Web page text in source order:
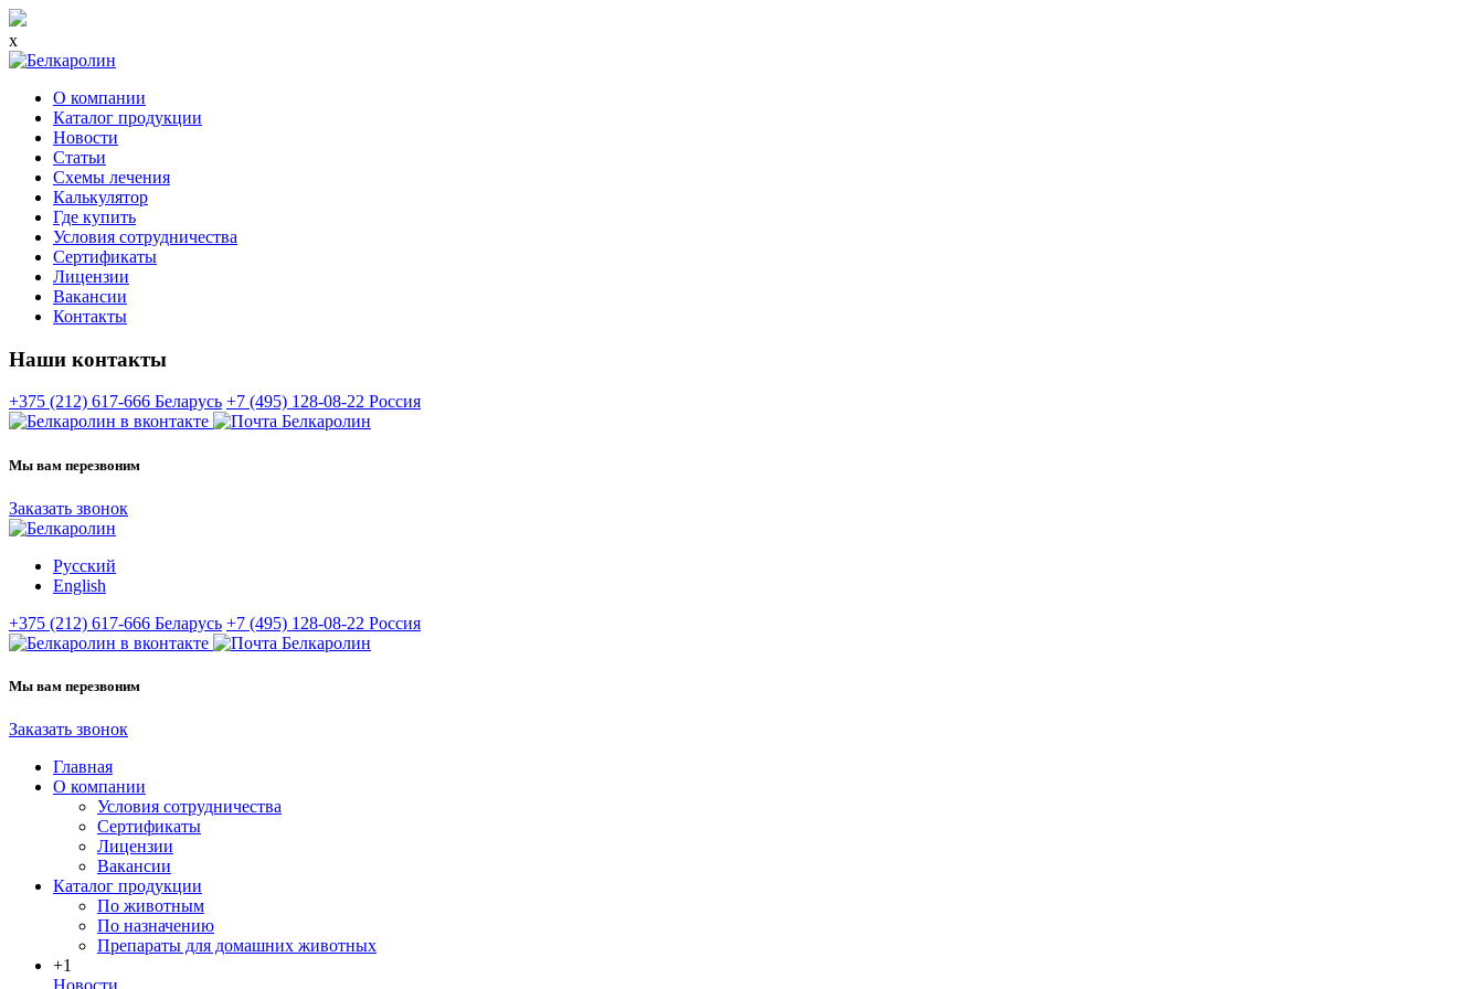
x
О компании
Каталог продукции
Новости
Статьи
Схемы лечения
Калькулятор
Где купить
Условия сотрудничества
Сертификаты
Лицензии
Вакансии
Контакты
Наши контакты
+375 (212) 617-666 Беларусь +7 (495) 128-08-22 Россия
Мы вам перезвоним
Заказать звонок
Русский
English
+375 (212) 617-666 Беларусь +7 (495) 128-08-22 Россия
Мы вам перезвоним
Заказать звонок
Главная
О компании
Условия сотрудничества
Сертификаты
Лицензии
Вакансии
Каталог продукции
По животным
По назначению
Препараты для домашних животных
+1